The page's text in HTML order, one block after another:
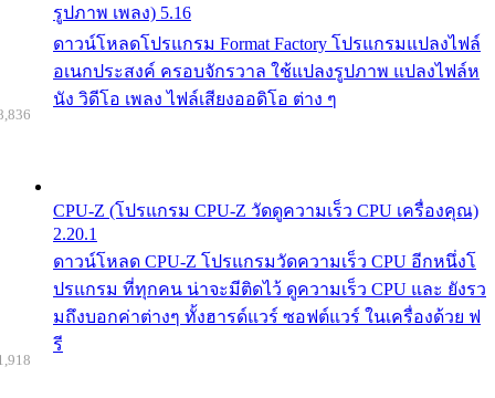
รูปภาพ เพลง) 5.16
ดาวน์โหลดโปรแกรม Format Factory โปรแกรมแปลงไฟล์
อเนกประสงค์ ครอบจักรวาล ใช้แปลงรูปภาพ แปลงไฟล์ห
นัง วิดีโอ เพลง ไฟล์เสียงออดิโอ ต่าง ๆ
CPU-Z (โปรแกรม CPU-Z วัดดูความเร็ว CPU เครื่องคุณ)
2.20.1
ดาวน์โหลด CPU-Z โปรแกรมวัดความเร็ว CPU อีกหนึ่งโ
ปรแกรม ที่ทุกคน น่าจะมีติดไว้ ดูความเร็ว CPU และ ยังรว
มถึงบอกค่าต่างๆ ทั้งฮารด์แวร์ ซอฟต์แวร์ ในเครื่องด้วย ฟ
รี